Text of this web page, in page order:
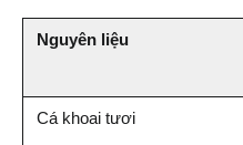
Nguyên liệu
Cá khoai tươi